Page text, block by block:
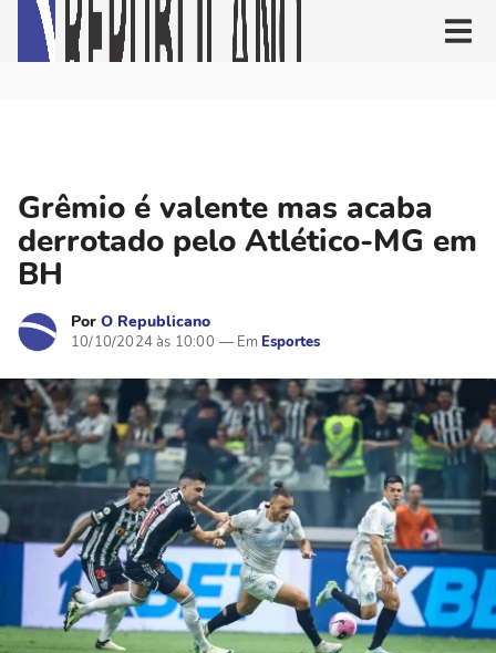
Grêmio é valente mas acaba
derrotado pelo Atlético-MG em
BH
Por O Republicano
10/10/2024 às 10:00 Esportes